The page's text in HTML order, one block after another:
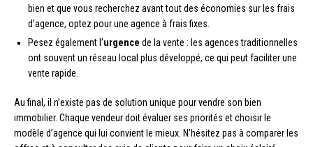
bien et que vous recherchez avant tout des économies sur les frais
d’agence, optez pour une agence à frais fixes.
Pesez également l’urgence de la vente : les agences traditionnelles
ont souvent un réseau local plus développé, ce qui peut faciliter une
vente rapide.
Au final, il n’existe pas de solution unique pour vendre son bien
immobilier. Chaque vendeur doit évaluer ses priorités et choisir le
modèle d’agence qui lui convient le mieux. N’hésitez pas à comparer les